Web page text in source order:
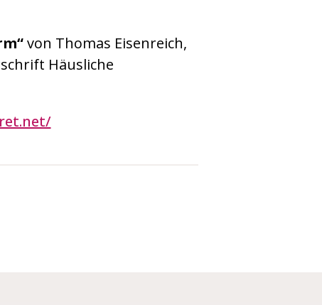
von Thomas Eisenreich,
Häusliche